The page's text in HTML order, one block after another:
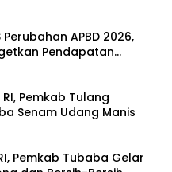
Perubahan APBD 2026,
Pendapatan
Pemkab Tulang
Senam Udang Manis
Pemkab Tubaba Gelar